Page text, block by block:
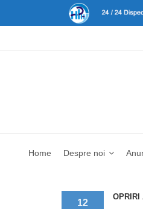
Home Despre noi
OPRIRI
12